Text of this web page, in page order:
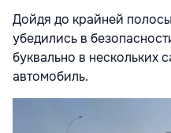
Дойдя до крайней
убедились в
буквально в нескольких
автомобиль.